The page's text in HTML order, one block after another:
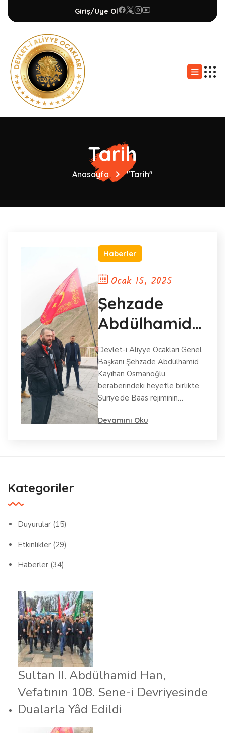
Giriş/Üye Ol
Tarih
Anasayfa "Tarih"
Haberler
Ocak 15, 2025
Şehzade
Abdülhamid
Kayıhan
Osmanoğlu’n
dan Şam’a
Tarihi ve
Manevi
Devlet-i Aliyye Ocakları Genel
Başkanı Şehzade Abdülhamid
Kayıhan Osmanoğlu,
beraberindeki heyetle birlikte,
Suriye’de Baas rejiminin…
Devamını Oku
Kategoriler
Duyurular (15)
Etkinlikler (29)
Haberler (34)
Sultan II. Abdülhamid Han,
Vefatının 108. Sene-i Devriyesinde
Dualarla Yâd Edildi